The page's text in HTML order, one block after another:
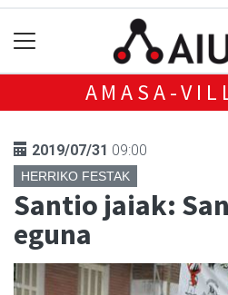
AMASA-
2019/07/31 09:00
HERRIKO FESTAK
Santio jaiak:
eguna